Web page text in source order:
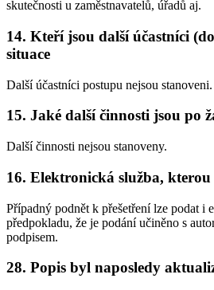
skutečnosti u zaměstnavatelů, úřadů aj.
14. Kteří jsou další účastníci
situace
Další účastníci postupu nejsou stanoveni.
15. Jaké další činnosti jsou po
Další činnosti nejsou stanoveny.
16. Elektronická služba,
Případný podnět k přešetření lze podat i
předpokladu, že je podání učiněno s
podpisem.
28. Popis byl naposledy